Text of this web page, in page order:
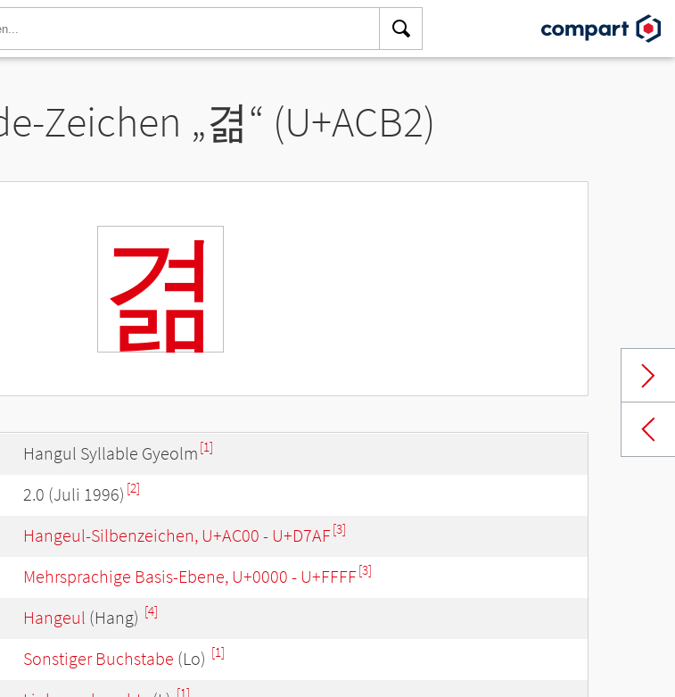
Zeichen „겲“ (U+ACB2)
겲
Hangul Syllable Gyeolm [1]
2.0 (Juli 1996) [2]
Hangeul-Silbenzeichen, U+AC00 - U+D7AF[3]
Mehrsprachige Basis-Ebene, U+0000 - U+FFFF[3]
Hangeul (Hang) [4]
Sonstiger Buchstabe (Lo) [1]
[1]